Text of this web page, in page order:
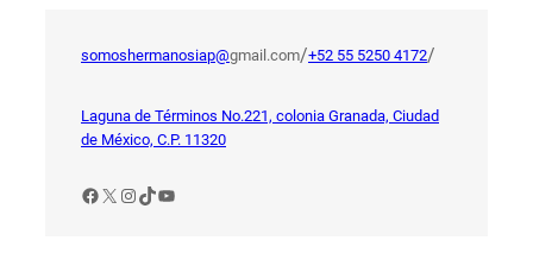
somoshermanosiap@gmail.com/+52 55 5250 4172/
Laguna de Términos No.221, colonia Granada, Ciudad
de México, C.P. 11320
Facebook
X Instagram
TikTok
YouTube